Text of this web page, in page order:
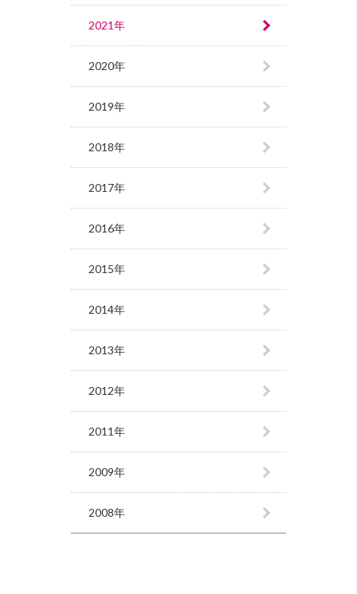
2021年
2020年
2019年
2018年
2017年
2016年
2015年
2014年
2013年
2012年
2011年
2009年
2008年